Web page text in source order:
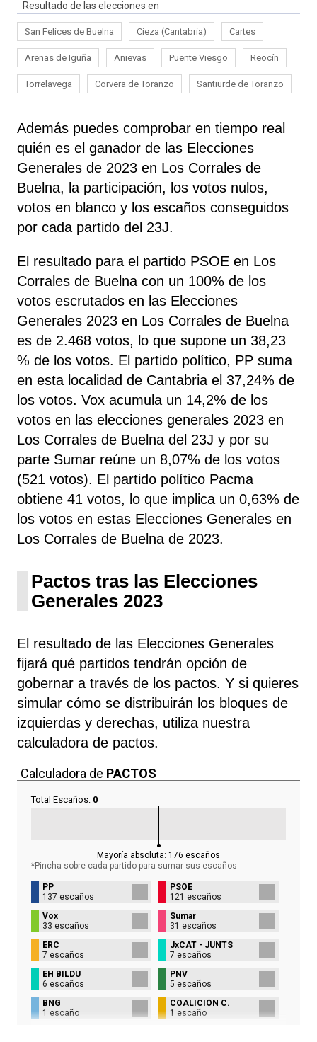
Resultado de las elecciones en
San Felices de Buelna Cieza (Cantabria) Cartes
Arenas de Iguña Anievas Puente Viesgo Reocín
Torrelavega Corvera de Toranzo Santiurde de Toranzo
Además puedes comprobar en tiempo real
quién es el ganador de las Elecciones
Generales de 2023 en Los Corrales de
Buelna, la participación, los votos nulos,
votos en blanco y los escaños conseguidos
por cada partido del 23J.
El resultado para el partido PSOE en Los
Corrales de Buelna con un 100% de los
votos escrutados en las Elecciones
Generales 2023 en Los Corrales de Buelna
es de 2.468 votos, lo que supone un 38,23
% de los votos. El partido político, PP suma
en esta localidad de Cantabria el 37,24% de
los votos. Vox acumula un 14,2% de los
votos en las elecciones generales 2023 en
Los Corrales de Buelna del 23J y por su
parte Sumar reúne un 8,07% de los votos
(521 votos). El partido político Pacma
obtiene 41 votos, lo que implica un 0,63% de
los votos en estas Elecciones Generales en
Los Corrales de Buelna de 2023.
Pactos tras las Elecciones
Generales 2023
El resultado de las Elecciones Generales
fijará qué partidos tendrán opción de
gobernar a través de los pactos. Y si quieres
simular cómo se distribuirán los bloques de
izquierdas y derechas, utiliza nuestra
calculadora de pactos.
Calculadora de PACTOS
Total Escaños: 0
Mayoría absoluta: 176 escaños
*Pincha sobre cada partido para sumar sus escaños
PP
137 escaños
PSOE
121 escaños
Vox
33 escaños
Sumar
31 escaños
ERC
7 escaños
JxCAT - JUNTS
7 escaños
EH BILDU
6 escaños
PNV
5 escaños
BNG
1 escaño
COALICIÓN C.
1 escaño